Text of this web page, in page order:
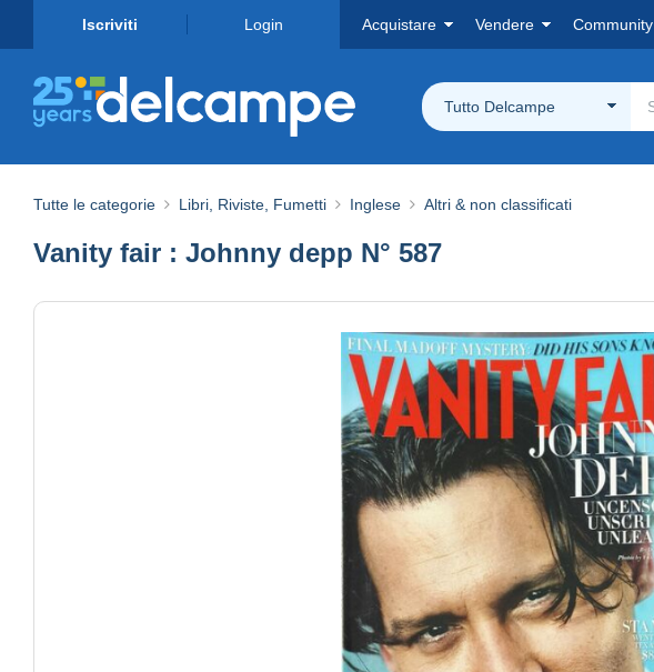
Iscriviti Login Acquistare Vendere Community
Tutto Delcampe
Tutte le categorie Libri, Riviste, Fumetti Inglese Altri & non classificati
Vanity fair : Johnny depp N° 587